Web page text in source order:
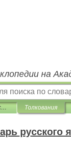
на
Орфографический словарь русского языка Толкования
русского